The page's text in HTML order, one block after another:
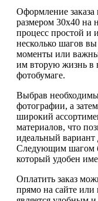
Оформление заказа
размером 30х40 на
процесс простой и
несколько шагов
моменты или
им вторую жизнь в
фотобумаге.
Выбрав
фотографии, а
широкий
материалов, что
идеальный
Следующим шагом
который удобен
Оплатить заказ
прямо на сайте